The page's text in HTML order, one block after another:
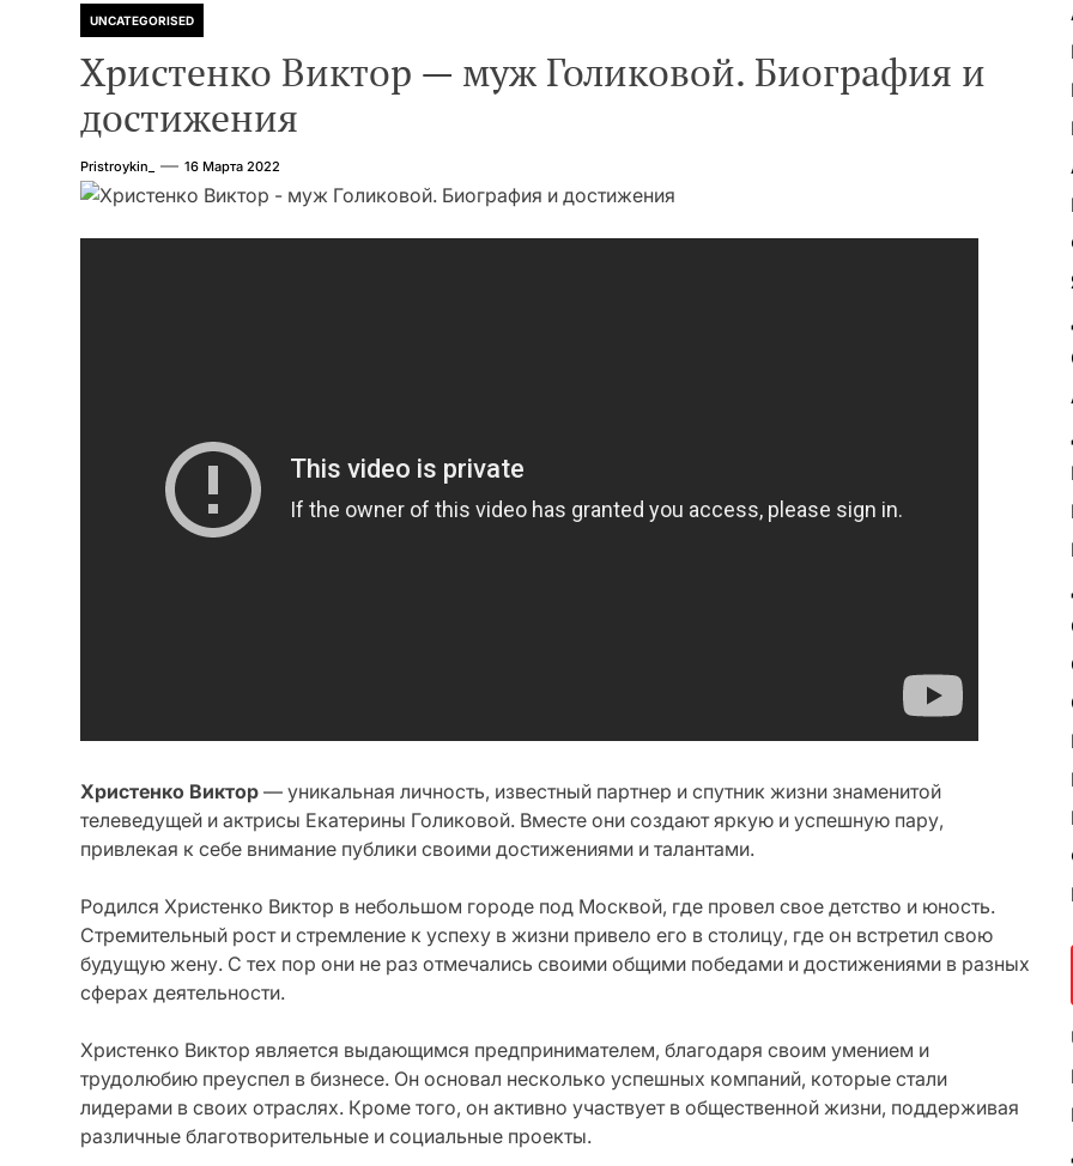
UNCATEGORISED
Христенко Виктор — муж Голиковой. Биография и
достижения
Pristroykin_ 16 Марта 2022
Христенко Виктор — уникальная личность, известный партнер и спутник жизни знаменитой
телеведущей и актрисы Екатерины Голиковой. Вместе они создают яркую и успешную пару,
привлекая к себе внимание публики своими достижениями и талантами.
Родился Христенко Виктор в небольшом городе под Москвой, где провел свое детство и юность.
Стремительный рост и стремление к успеху в жизни привело его в столицу, где он встретил свою
будущую жену. С тех пор они не раз отмечались своими общими победами и достижениями в разных
сферах деятельности.
Христенко Виктор является выдающимся предпринимателем, благодаря своим умением и
трудолюбию преуспел в бизнесе. Он основал несколько успешных компаний, которые стали
лидерами в своих отраслях. Кроме того, он активно участвует в общественной жизни, поддерживая
различные благотворительные и социальные проекты.